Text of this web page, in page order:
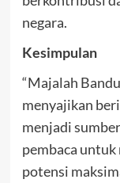
negara.
Kesimpulan
“Majalah
menyajikan
menjadi
pembaca
potensi